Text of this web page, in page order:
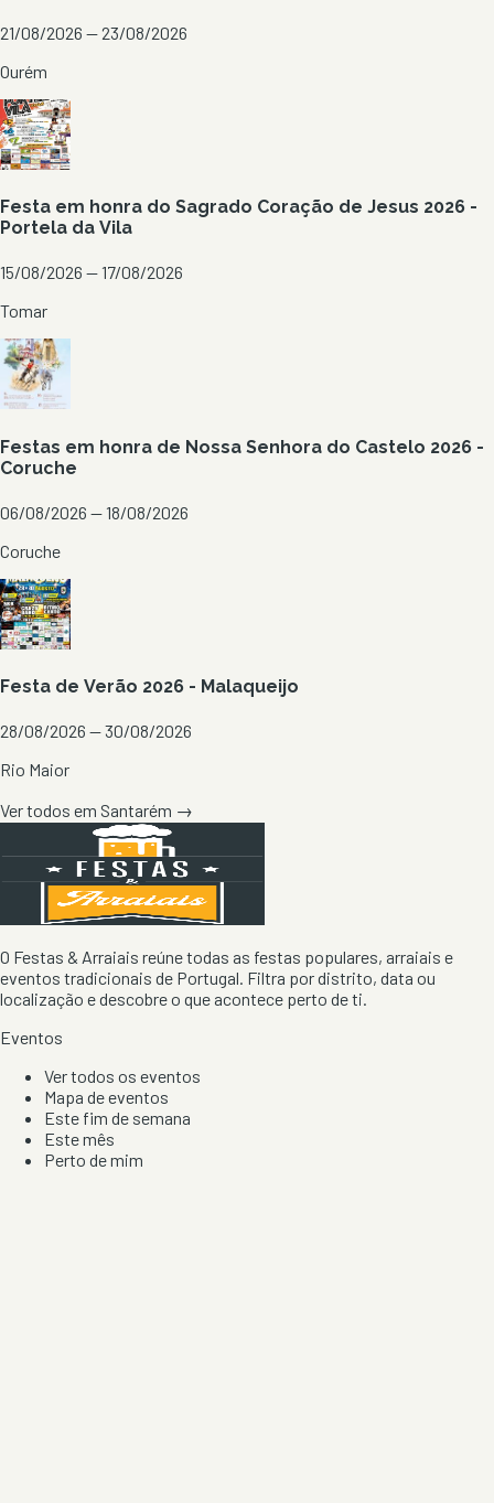
21/08/2026 — 23/08/2026
Ourém
Festa em honra do Sagrado Coração de Jesus 2026 -
Portela da Vila
15/08/2026 — 17/08/2026
Tomar
Festas em honra de Nossa Senhora do Castelo 2026 -
Coruche
06/08/2026 — 18/08/2026
Coruche
Festa de Verão 2026 - Malaqueijo
28/08/2026 — 30/08/2026
Rio Maior
Ver todos em Santarém →
O Festas & Arraiais reúne todas as festas populares, arraiais e
eventos tradicionais de Portugal. Filtra por distrito, data ou
localização e descobre o que acontece perto de ti.
Eventos
Ver todos os eventos
Mapa de eventos
Este fim de semana
Este mês
Perto de mim